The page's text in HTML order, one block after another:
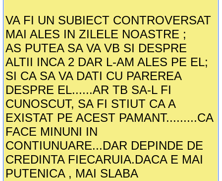
VA FI UN SUBIECT CONTROVERSAT
MAI ALES IN ZILELE NOASTRE ;
AS PUTEA SA VA VB SI DESPRE
ALTII INCA 2 DAR L-AM ALES PE EL;
SI CA SA VA DATI CU PAREREA
DESPRE EL......AR TB SA-L FI
CUNOSCUT, SA FI STIUT CA A
EXISTAT PE ACEST PAMANT.........CA
FACE MINUNI IN
CONTIUNUARE...DAR DEPINDE DE
CREDINTA FIECARUIA.DACA E MAI
PUTENICA , MAI SLABA